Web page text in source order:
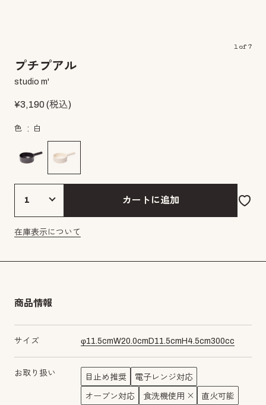
1of 7
プチプアル
studio m'
¥3,190(税込)
色 白
カートに追加
在庫表示について
商品情報
サイズ φ11.5cmW20.0cm D11.5cm H 4.5cm300cc
お取り扱い 目止め推奨 電子レンジ対応
オーブン対応 食洗機使用 直火可能